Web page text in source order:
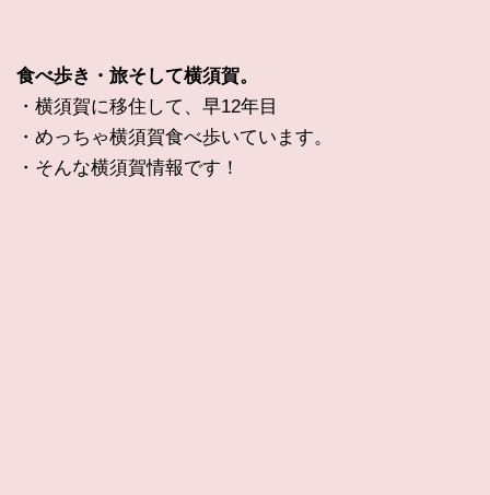
食べ歩き・旅そして横須賀。
・横須賀に移住して、早12年目
・めっちゃ横須賀食べ歩いています。
・そんな横須賀情報です！